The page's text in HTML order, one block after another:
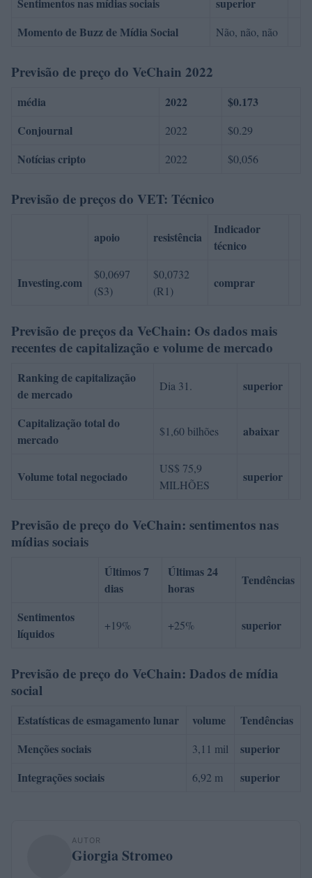
Momento de Buzz de Mídia Social
Não, não, não
Previsão de preço do VeChain 2022
média 2022
$0.173
Conjournal
2022 $0.29
Notícias cripto 2022 $0,056
Previsão de preços do VET: Técnico
apoio resistência
Indicador
técnico
Investing.com
$0,0697
(S3)
$0,0732
(R1)
comprar
Previsão de preços da VeChain: Os dados mais
recentes de capitalização e volume de mercado
Ranking de capitalização
de mercado
Dia 31. superior
Capitalização total do
mercado
$1,60 bilhões abaixar
Volume total negociado
US$ 75,9
MILHÕES
superior
Previsão de preço do VeChain: sentimentos nas
mídias sociais
Últimos 7
dias
Últimas 24
horas
Tendências
Sentimentos
líquidos
+19% +25% superior
Previsão de preço do VeChain: Dados de mídia
social
Estatísticas de esmagamento lunar volume
Tendências
Menções sociais
3,11 mil
superior
Integrações sociais
6,92 m superior
AUTOR
Giorgia Stromeo